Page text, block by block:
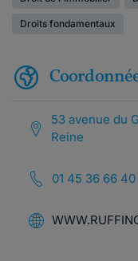
Droits fondamentaux
53 avenue du
Reine
01 45 36 66 40